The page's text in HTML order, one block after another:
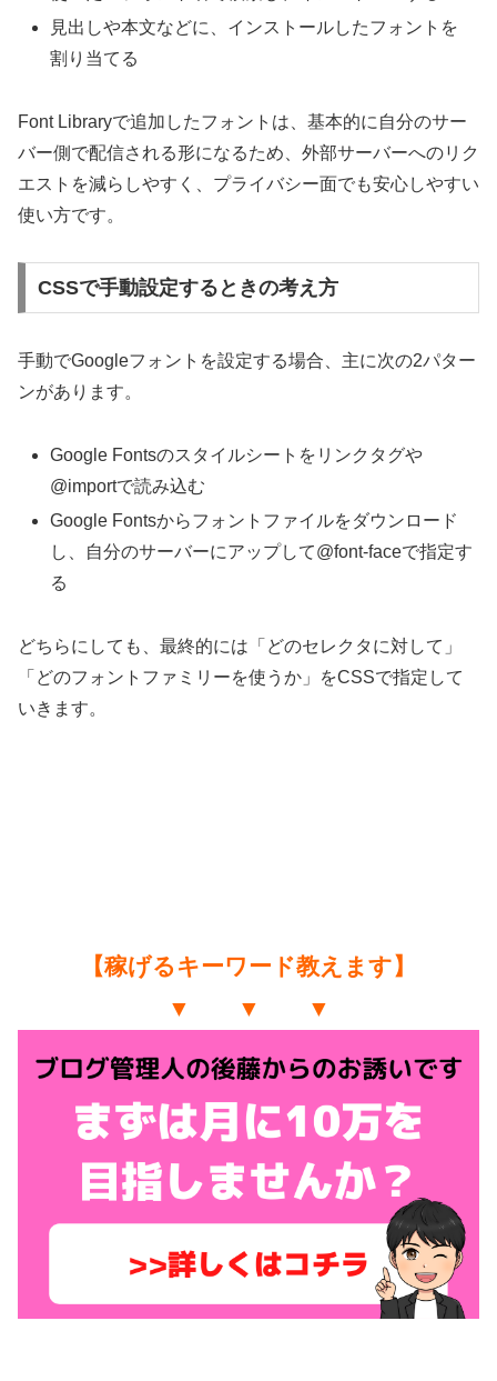
見出しや本文などに、インストールしたフォントを
割り当てる
Font Libraryで追加したフォントは、基本的に自分のサー
バー側で配信される形になるため、外部サーバーへのリク
エストを減らしやすく、プライバシー面でも安心しやすい
使い方です。
CSSで手動設定するときの考え方
手動でGoogleフォントを設定する場合、主に次の2パター
ンがあります。
Google Fontsのスタイルシートをリンクタグや
@importで読み込む
Google Fontsからフォントファイルをダウンロード
し、自分のサーバーにアップして@font-faceで指定す
る
どちらにしても、最終的には「どのセレクタに対して」
「どのフォントファミリーを使うか」をCSSで指定して
いきます。
【稼げるキーワード教えます】
▼ ▼ ▼